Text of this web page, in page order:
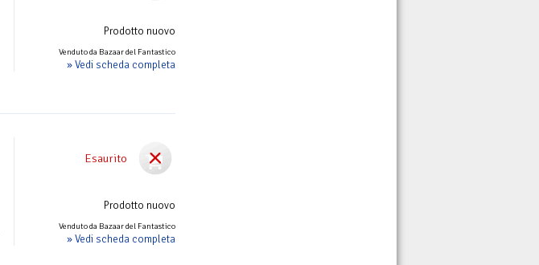
Prodotto nuovo
Venduto da Bazaar del Fantastico
» Vedi scheda completa
Esaurito
Prodotto nuovo
Venduto da Bazaar del Fantastico
» Vedi scheda completa